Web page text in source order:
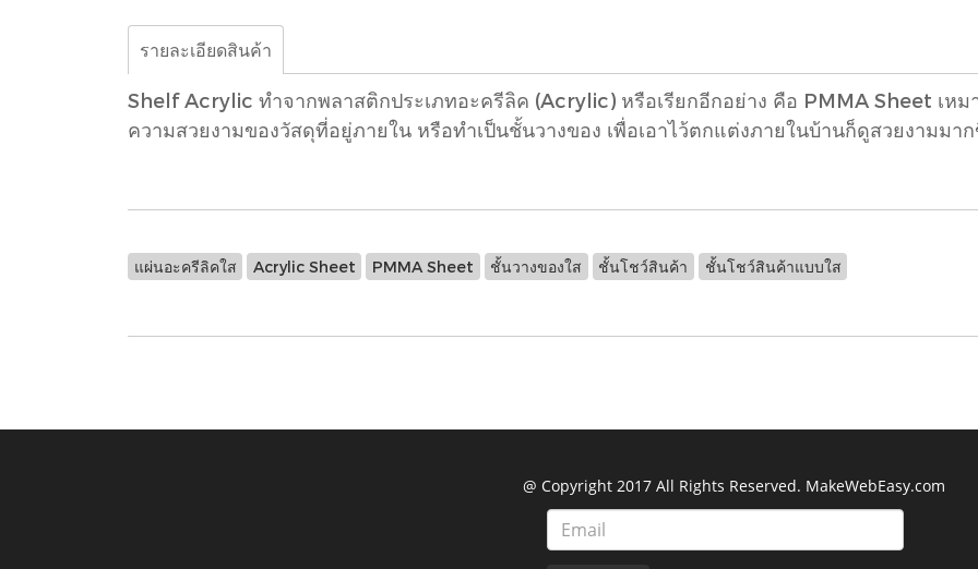
รายละเอียดสินค้า
Shelf Acrylic ทำจากพลาสติกประเภทอะครีลิค (Acrylic) หรือเรียกอีกอย่าง คือ PMMA Sheet เหม
ความสวยงามของวัสดุที่อยู่ภายใน หรือทำเป็นชั้นวางของ เพื่อเอาไว้ตกแต่งภายในบ้านก็ดูสวยงามมา
แผ่นอะครีลิคใส Acrylic Sheet PMMA Sheet ชั้นวางของใส ชั้นโชว์สินค้า ชั้นโชว์สินค้าแบบใส
@ Copyright 2017 All Rights Reserved. MakeWebEasy.com